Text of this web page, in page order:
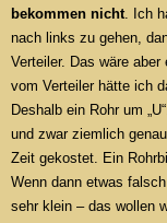
bekommen nicht. Ich
nach links zu gehen,
Verteiler. Das wäre
vom Verteiler hätte ich
Deshalb ein Rohr um
und zwar ziemlich
Zeit gekostet. Ein
Wenn dann etwas
sehr klein – das wollen